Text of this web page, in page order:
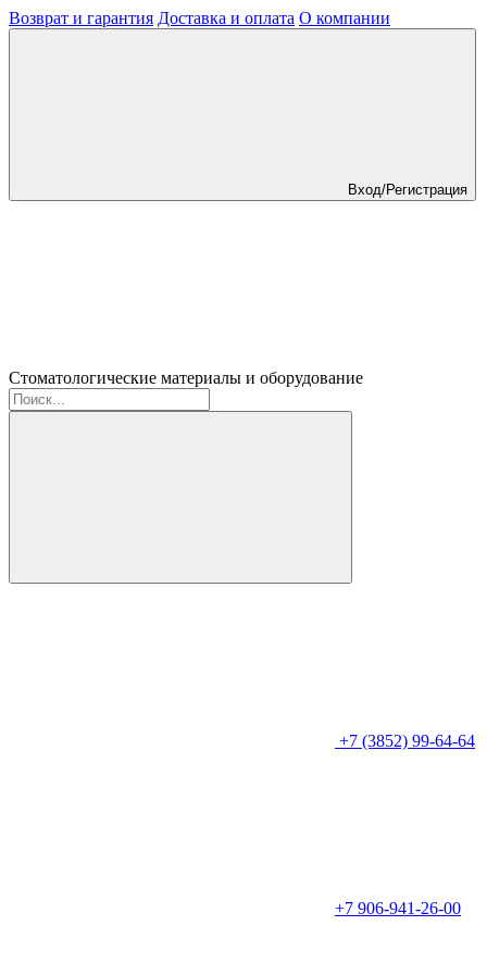
Возврат и гарантия Доставка и оплата О компании
Вход/Регистрация
Стоматологические материалы и оборудование
+7 (3852) 99-64-64
+7 906-941-26-00